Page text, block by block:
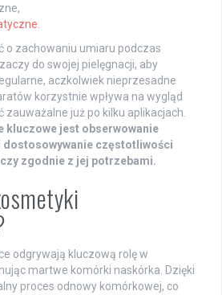
.
o zachowaniu umiaru podczas
do swojej pielęgnacji, aby
aczkolwiek nieprzesadne
korzystnie wpływa na wygląd
zauważalne już po kilku aplikacjach.
kluczowe jest obserwowanie
częstotliwości
zgodnie z jej potrzebami.
odgrywają kluczową rolę w
martwe komórki naskórka. Dzięki
proces odnowy komórkowej, co